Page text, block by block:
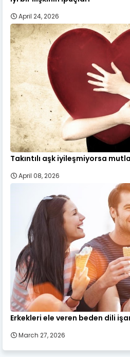
April 24, 2026
Takıntılı aşk iyileşmiyorsa
April 08, 2026
Erkekleri ele veren beden dili
March 27, 2026